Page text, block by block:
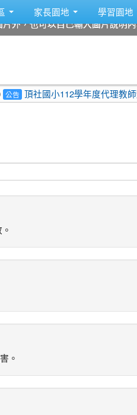
家長園地 學習園地
外，也可以自己輸入圖片說明
外，也可以自己輸入圖片說明
外，也可以自己輸入圖片說明
外，也可以自己輸入圖片說明
外，也可以自己輸入圖片說明
外，也可以自己輸入圖片說明
國小112學年度代理教師甄選第3
。